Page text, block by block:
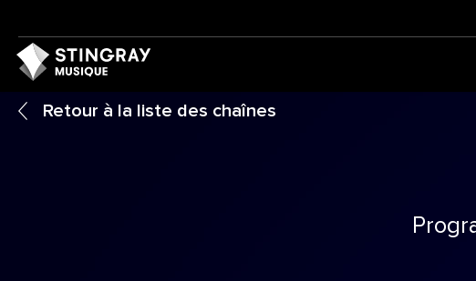
Retour à la liste des chaînes